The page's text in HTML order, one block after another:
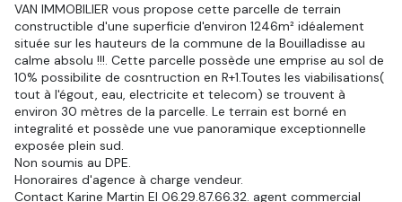
VAN IMMOBILIER vous propose cette parcelle de terrain
constructible d'une superficie d'environ 1246m² idéalement
située sur les hauteurs de la commune de la Bouilladisse au
calme absolu !!!. Cette parcelle possède une emprise au sol de
10% possibilite de cosntruction en R+1.Toutes les viabilisations(
tout à l'égout, eau, electricite et telecom) se trouvent à
environ 30 mètres de la parcelle. Le terrain est borné en
integralité et possède une vue panoramique exceptionnelle
exposée plein sud.
Non soumis au DPE.
Honoraires d'agence à charge vendeur.
Contact Karine Martin EI 06.29.87.66.32. agent commercial